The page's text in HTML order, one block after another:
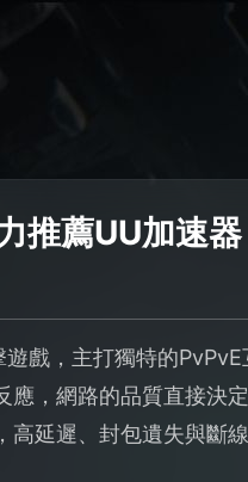
推薦UU加速
戲，主打獨特的
，網路的品質直接決
延遲、封包遺失與斷